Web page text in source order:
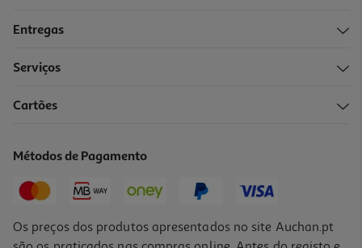
Entregas
Serviços
Cartões
Métodos de Pagamento
Os preços dos produtos apresentados no site Auchan.pt